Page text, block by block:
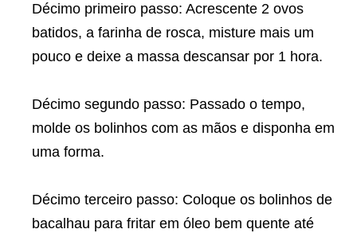
Décimo primeiro passo: Acrescente 2 ovos
batidos, a farinha de rosca, misture mais um
pouco e deixe a massa descansar por 1 hora.
Décimo segundo passo: Passado o tempo,
molde os bolinhos com as mãos e disponha em
uma forma.
Décimo terceiro passo: Coloque os bolinhos de
bacalhau para fritar em óleo bem quente até